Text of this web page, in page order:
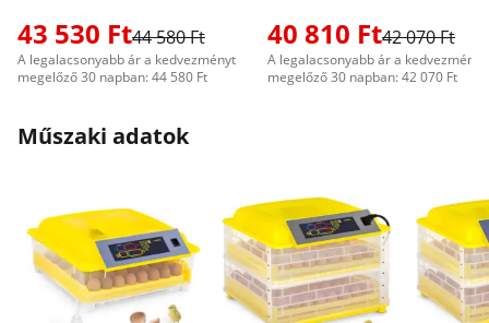
43 530 Ft44 580 Ft
A legalacsonyabb ár a kedvezményt
megelőző 30 napban: 44 580 Ft
40 810 Ft42 070 Ft
A legalacsonyabb ár a kedvezményt
megelőző 30 napban: 42 070 Ft
Műszaki adatok